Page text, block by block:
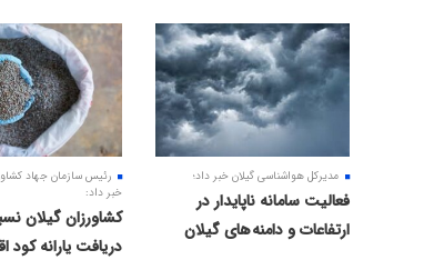
مدیرکل هواشناسی گیلان خبر داد؛
فعالیت سامانه ناپایدار در
ارتفاعات و دامنه های گیلان
رئیس سازمان جهاد
خبر داد:
کشاورزان گیلان
دریافت یارانه کود